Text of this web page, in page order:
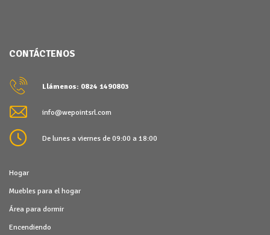
CONTÁCTENOS
Llámenos: 0824 1490803
info@wepointsrl.com
De lunes a viernes de 09:00 a 18:00
Hogar
Muebles para el hogar
Área para dormir
Encendiendo